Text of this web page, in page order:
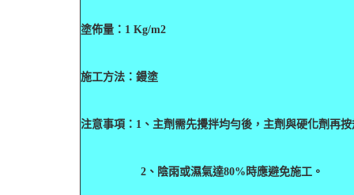
塗佈量： 1 Kg/m2
施工方法：鏝塗
注意事項： 1 、主劑需先攪拌均勻後，主劑與硬化劑再
2 、陰雨或濕氣達80% 時應避免施工。